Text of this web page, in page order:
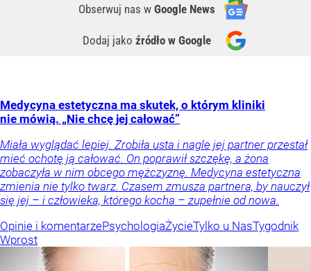
Obserwuj nas w Google News
Dodaj jako źródło w Google
Medycyna estetyczna ma skutek, o którym kliniki
nie mówią. „Nie chcę jej całować”
Miała wyglądać lepiej. Zrobiła usta i nagle jej partner przestał
mieć ochotę ją całować. On poprawił szczękę, a żona
zobaczyła w nim obcego mężczyznę. Medycyna estetyczna
zmienia nie tylko twarz. Czasem zmusza partnera, by nauczył
się jej – i człowieka, którego kocha – zupełnie od nowa.
Opinie i komentarzePsychologiaŻycieTylko u NasTygodnik
Wprost